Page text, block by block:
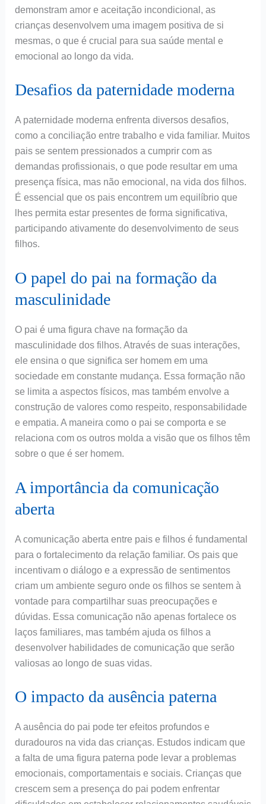
demonstram amor e aceitação incondicional, as
crianças desenvolvem uma imagem positiva de si
mesmas, o que é crucial para sua saúde mental e
emocional ao longo da vida.
Desafios da paternidade moderna
A paternidade moderna enfrenta diversos desafios,
como a conciliação entre trabalho e vida familiar. Muitos
pais se sentem pressionados a cumprir com as
demandas profissionais, o que pode resultar em uma
presença física, mas não emocional, na vida dos filhos.
É essencial que os pais encontrem um equilíbrio que
lhes permita estar presentes de forma significativa,
participando ativamente do desenvolvimento de seus
filhos.
O papel do pai na formação da
masculinidade
O pai é uma figura chave na formação da
masculinidade dos filhos. Através de suas interações,
ele ensina o que significa ser homem em uma
sociedade em constante mudança. Essa formação não
se limita a aspectos físicos, mas também envolve a
construção de valores como respeito, responsabilidade
e empatia. A maneira como o pai se comporta e se
relaciona com os outros molda a visão que os filhos têm
sobre o que é ser homem.
A importância da comunicação
aberta
A comunicação aberta entre pais e filhos é fundamental
para o fortalecimento da relação familiar. Os pais que
incentivam o diálogo e a expressão de sentimentos
criam um ambiente seguro onde os filhos se sentem à
vontade para compartilhar suas preocupações e
dúvidas. Essa comunicação não apenas fortalece os
laços familiares, mas também ajuda os filhos a
desenvolver habilidades de comunicação que serão
valiosas ao longo de suas vidas.
O impacto da ausência paterna
A ausência do pai pode ter efeitos profundos e
duradouros na vida das crianças. Estudos indicam que
a falta de uma figura paterna pode levar a problemas
emocionais, comportamentais e sociais. Crianças que
crescem sem a presença do pai podem enfrentar